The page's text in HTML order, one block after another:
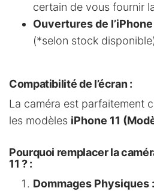
certain de vous fournir
Ouvertures de l’iPhone
(*selon stock
Compatibilité de l’écran:
La caméra est parfaitement
les modèles iPhone 11
Pourquoi remplacer la
11 ?:
Dommages Physiques :